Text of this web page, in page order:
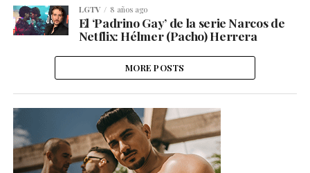
LGTV 8 años ago
El ‘Padrino Gay’ de la serie Narcos de
Netflix: Hélmer (Pacho) Herrera
MORE POSTS